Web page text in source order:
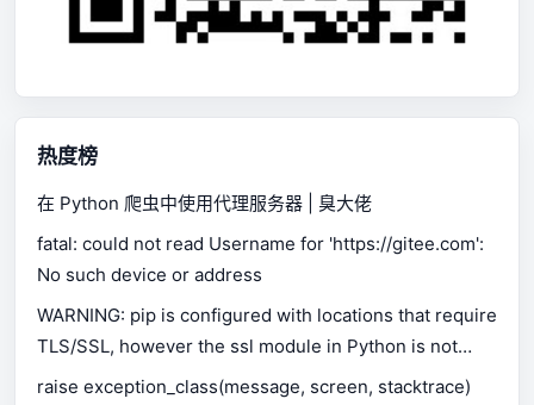
热度榜
在 Python 爬虫中使用代理服务器 | 臭大佬
fatal: could not read Username for 'https://gitee.com':
No such device or address
WARNING: pip is configured with locations that require
TLS/SSL, however the ssl module in Python is not
available.
raise exception_class(message, screen, stacktrace)